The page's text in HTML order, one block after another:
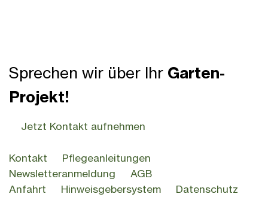
Sprechen wir über Ihr Garten-
Projekt!
Jetzt Kontakt aufnehmen
Kontakt
Pflegeanleitungen
Newsletteranmeldung
AGB
Anfahrt
Hinweisgebersystem
Datenschutz